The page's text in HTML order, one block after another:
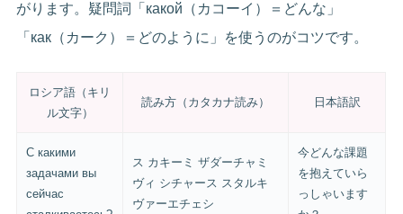
がります。疑問詞「какой（カコーイ）＝どんな」
「как（カーク）＝どのように」を使うのがコツです。
ロシア語（キリ
ル文字）
読み方（カタカナ読み） 日本語訳
С какими
задачами вы
сейчас
ス カキーミ ザダーチャミ
ヴィ シチャース スタルキ
ヴァーエチェシ
今どんな課題
を抱えていら
っしゃいます